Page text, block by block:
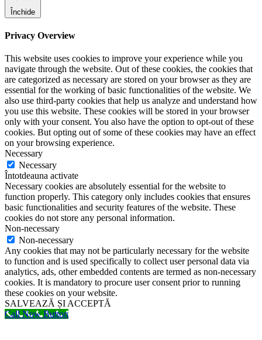
Închide
Privacy Overview
This website uses cookies to improve your experience while you
navigate through the website. Out of these cookies, the cookies that
are categorized as necessary are stored on your browser as they are
essential for the working of basic functionalities of the website. We
also use third-party cookies that help us analyze and understand how
you use this website. These cookies will be stored in your browser
only with your consent. You also have the option to opt-out of these
cookies. But opting out of some of these cookies may have an effect
on your browsing experience.
Necessary
Necessary
Întotdeauna activate
Necessary cookies are absolutely essential for the website to
function properly. This category only includes cookies that ensures
basic functionalities and security features of the website. These
cookies do not store any personal information.
Non-necessary
Non-necessary
Any cookies that may not be particularly necessary for the website
to function and is used specifically to collect user personal data via
analytics, ads, other embedded contents are termed as non-necessary
cookies. It is mandatory to procure user consent prior to running
these cookies on your website.
SALVEAZĂ ȘI ACCEPTĂ
Call Now Button